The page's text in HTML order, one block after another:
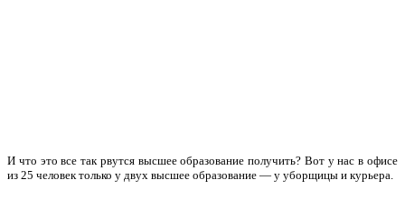
И что это все так рвутся высшее образование получить? Вот у нас в офисе
из 25 человек только у двух высшее образование — у уборщицы и курьера.